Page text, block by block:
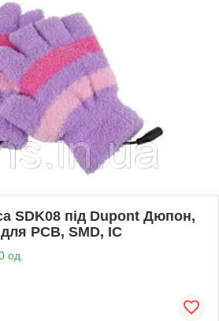
SDK08 під Dupont Дюпон,
PCB, SMD, IC
од.